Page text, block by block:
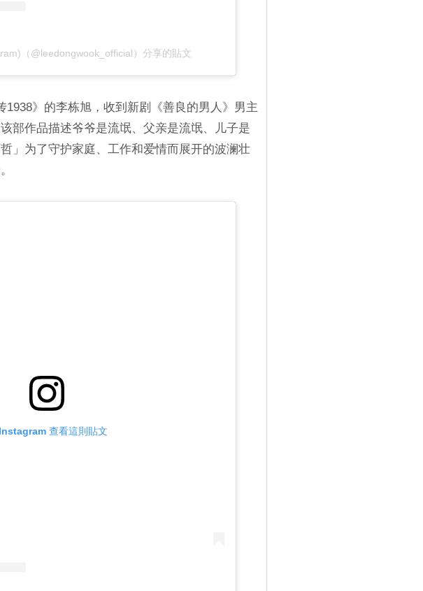
（@leedongwook_official）分享的貼文
》的李栋旭，收到新剧《善良的男人》男主
部作品描述爷爷是流氓、父亲是流氓、儿子是
」为了守护家庭、工作和爱情而展开的波澜壮
查看這則貼文